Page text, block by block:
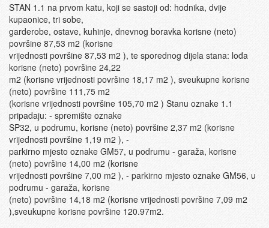
STAN 1.1 na prvom katu, koji se sastoji od: hodnika, dvije
kupaonice, tri sobe,
garderobe, ostave, kuhinje, dnevnog boravka korisne (neto)
površine 87,53 m2 (korisne
vrijednosti površine 87,53 m2 ), te sporednog dijela stana: lođa
korisne (neto) površine 24,22
m2 (korisne vrijednosti površine 18,17 m2 ), sveukupne korisne
(neto) površine 111,75 m2
(korisne vrijednosti površine 105,70 m2 ) Stanu oznake 1.1
pripadaju: - spremište oznake
SP32, u podrumu, korisne (neto) površine 2,37 m2 (korisne
vrijednosti površine 1,19 m2 ), -
parkirno mjesto oznake GM57, u podrumu - garaža, korisne
(neto) površine 14,00 m2 (korisne
vrijednosti površine 7,00 m2 ), - parkirno mjesto oznake GM56, u
podrumu - garaža, korisne
(neto) površine 14,18 m2 (korisne vrijednosti površine 7,09 m2
),sveukupne korisne površine 120.97m2.